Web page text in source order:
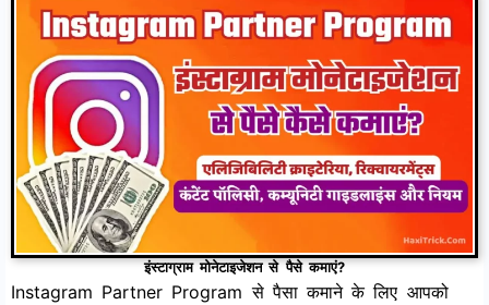
इंस्टाग्राम मोनेटाइजेशन से पैसे कमाएं?
Instagram Partner Program से पैसा कमाने के लिए आपको